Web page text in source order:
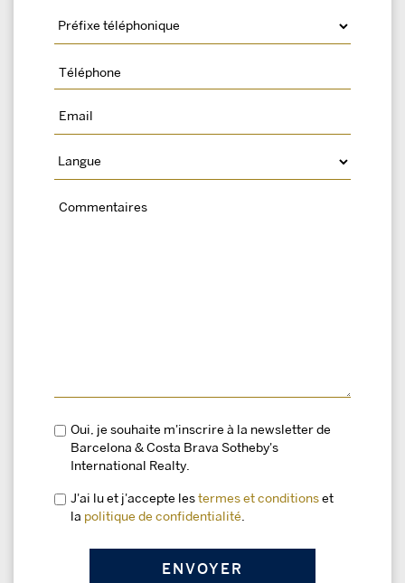
Oui, je souhaite m'inscrire à la newsletter de
Barcelona & Costa Brava Sotheby's
International Realty.
J'ai lu et j'accepte les termes et conditions et
la politique de confidentialité